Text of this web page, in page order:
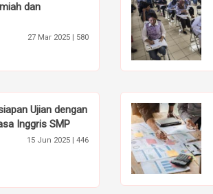
dan
27 Mar 2025 | 580
Ujian dengan
Inggris SMP
15 Jun 2025 | 446